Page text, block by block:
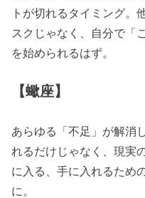
トが切れるタイミング。
スクじゃなく、自分で「
を始められるはず。
【蠍座】
あらゆる「不足」が解消
れるだけじゃなく、現実
に入る、手に入れるため
に。